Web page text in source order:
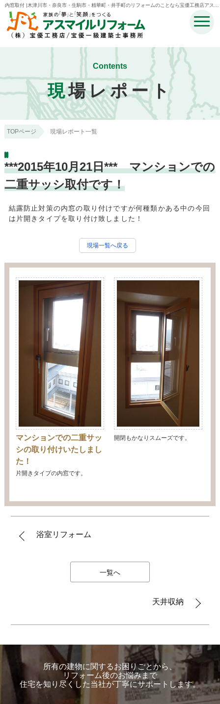
内窓取付 |木津川市・奈良市・生駒市・精華町・井手町のリフォームのことなら宝優工務店アスマ
イルリフォーム
Contents
現場レポート
TOPページ 現場レポート一覧
***2015年10月21日*** マンションでの
二重サッシ取付です！
結露防止対策の内窓の取り付けですが何種類かある中の今回
は片開きタイプを取り付け致しました！
現場一覧へ戻る
マンションでの二重サッ
シの取り付けいたしまし
た！
片開きタイプの内窓です。
開閉もかなりスムーズです。
浴室リフォーム
一覧へ
天井収納
所有の建物に関するお困りごとから、
リフォーム後のお悩みまで
住宅を知り尽くした当社が丁寧にサポートします。